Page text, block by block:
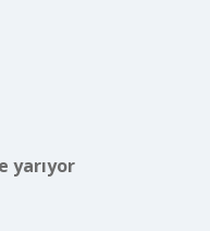
yarıyor